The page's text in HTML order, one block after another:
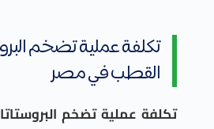
تكلفة عملية تضخم
القطب في مصر
تكلفة عملية تضخم